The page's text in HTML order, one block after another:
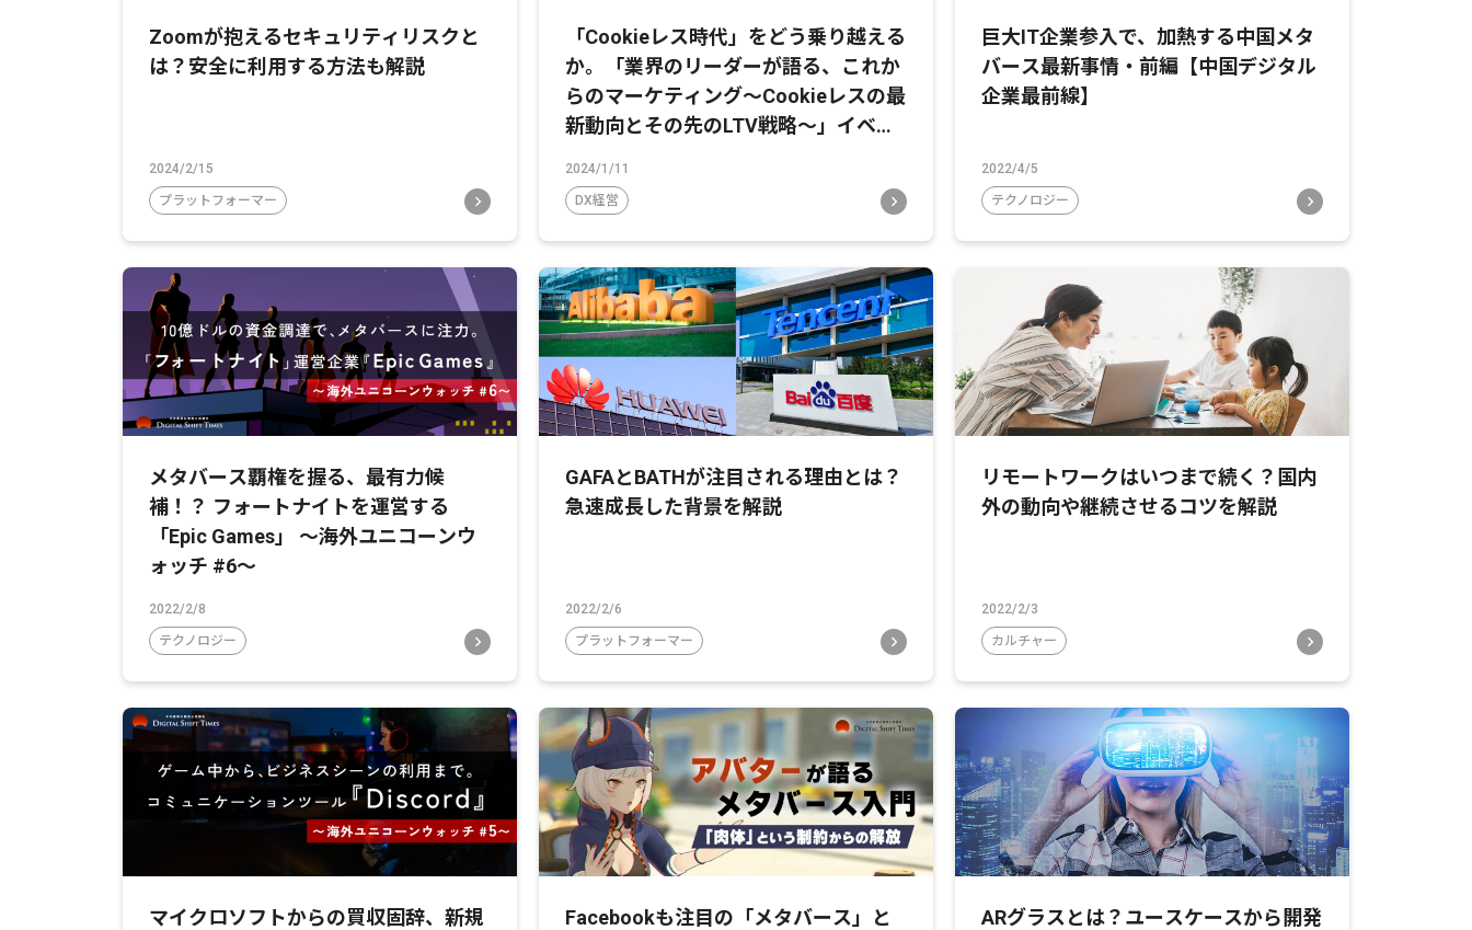
Zoomが抱えるセキュリティリスクと
は？安全に利用する方法も解説
2024/2/15
プラットフォーマー
「Cookieレス時代」をどう乗り越える
か。「業界のリーダーが語る、これか
らのマーケティング～Cookieレスの最
新動向とその先のLTV戦略～」イベン
2024/1/11
DX経営
巨大IT企業参入で、加熱する中国メタ
バース最新事情・前編【中国デジタル
企業最前線】
2022/4/5
テクノロジー
メタバース覇権を握る、最有力候
補！？ フォートナイトを運営する
「Epic Games」 〜海外ユニコーンウ
ォッチ #6〜
2022/2/8
テクノロジー
GAFAとBATHが注目される理由とは？
急速成長した背景を解説
2022/2/6
プラットフォーマー
リモートワークはいつまで続く？国内
外の動向や継続させるコツを解説
2022/2/3
カルチャー
マイクロソフトからの買収固辞、新規
Facebookも注目の「メタバース」と
ARグラスとは？ユースケースから開発